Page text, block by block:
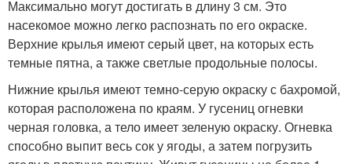
Максимально могут достигать в длину 3 см. Это
насекомое можно легко распознать по его окраске.
Верхние крылья имеют серый цвет, на которых есть
темные пятна, а также светлые продольные полосы.
Нижние крылья имеют темно-серую окраску с бахромой,
которая расположена по краям. У гусениц огневки
черная головка, а тело имеет зеленую окраску. Огневка
способно выпит весь сок у ягоды, а затем погрузить